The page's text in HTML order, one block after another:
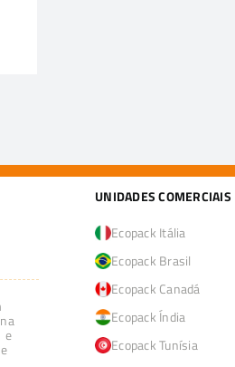
e
UNIDADES COMERCIAIS
Ecopack Itália
Ecopack Brasil
Ecopack Canadá
Ecopack Índia
Ecopack Tunísia